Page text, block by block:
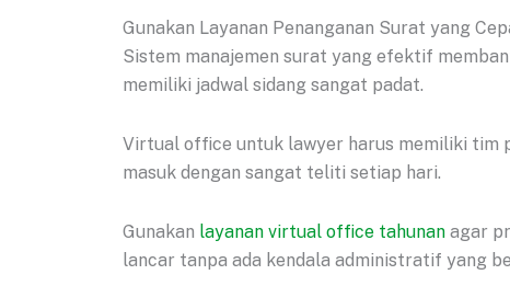
Gunakan Layanan Penanganan Surat yang
Sistem manajemen surat yang efektif
memiliki jadwal sidang sangat padat.
Virtual office untuk lawyer harus memiliki tim
masuk dengan sangat teliti setiap hari.
Gunakan layanan virtual office tahunan agar
lancar tanpa ada kendala administratif yang